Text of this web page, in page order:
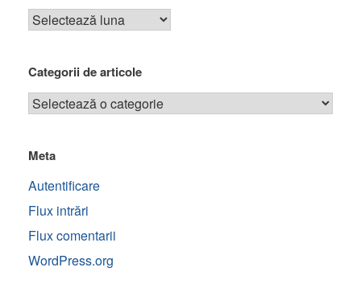
Categorii de articole
Meta
Autentificare
Flux intrări
Flux comentarii
WordPress.org